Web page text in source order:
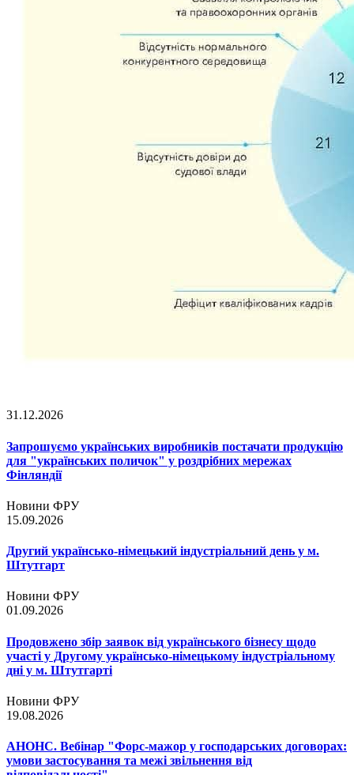
31.12.2026
Запрошуємо українських виробників постачати продукцію
для "українських поличок" у роздрібних мережах
Фінляндії
Новини ФРУ
15.09.2026
Другий українсько-німецький індустріальний день у м.
Штутгарт
Новини ФРУ
01.09.2026
Продовжено збір заявок від українського бізнесу щодо
участі у Другому українсько-німецькому індустріальному
дні у м. Штутгарті
Новини ФРУ
19.08.2026
АНОНС. Вебінар "Форс-мажор у господарських договорах:
умови застосування та межі звільнення від